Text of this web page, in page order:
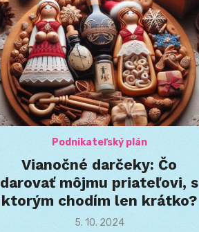
Podnikateľský plán
Vianočné darčeky: Čo
darovať môjmu priateľovi, s
ktorým chodím len krátko?
Posted
5. 10. 2024